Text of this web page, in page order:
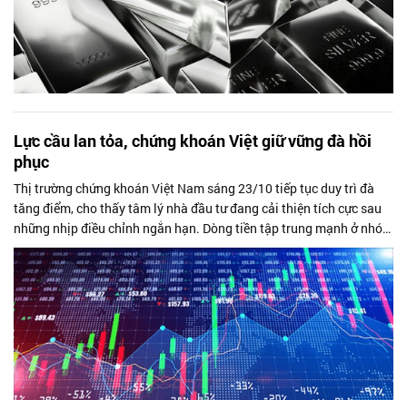
Lực cầu lan tỏa, chứng khoán Việt giữ vững đà hồi
phục
Thị trường chứng khoán Việt Nam sáng 23/10 tiếp tục duy trì đà
tăng điểm, cho thấy tâm lý nhà đầu tư đang cải thiện tích cực sau
những nhịp điều chỉnh ngắn hạn. Dòng tiền tập trung mạnh ở nhóm
cổ phiếu...